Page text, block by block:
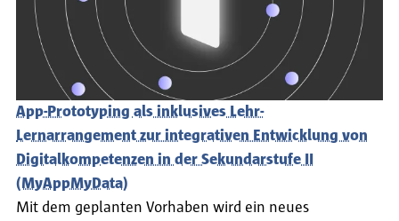
App-Prototyping als inklusives Lehr-
Lernarrangement zur integrativen Entwicklung von
Digitalkompetenzen in der Sekundarstufe II
(MyAppMyData)
Mit dem geplanten Vorhaben wird ein neues